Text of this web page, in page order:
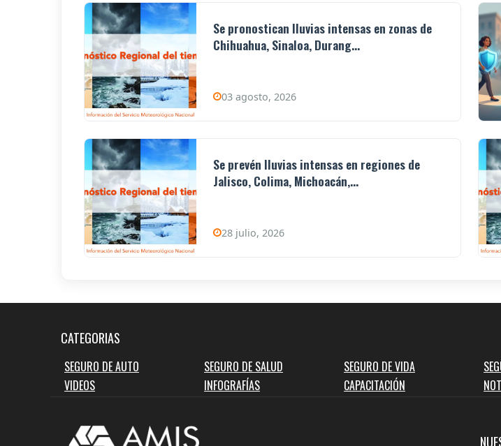
Se pronostican lluvias intensas en zonas de
Chihuahua, Sinaloa, Durang...
03 agosto, 2026
Se prevén lluvias intensas en regiones de
Jalisco, Colima, Michoacán,...
28 julio, 2026
CATEGORIAS
SEGURO DE AUTO SEGURO DE SALUD SEGURO DE VIDA
VIDEOS
INFOGRAFÍAS CAPACITACIÓN